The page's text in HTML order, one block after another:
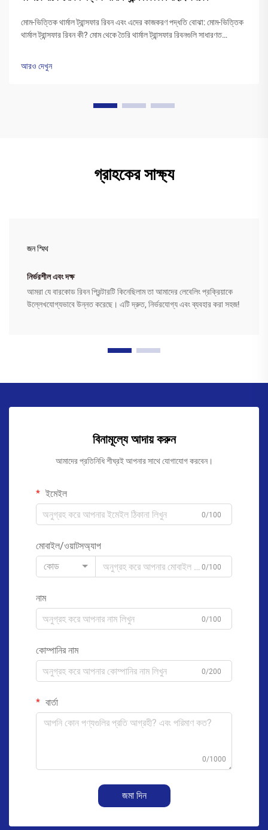
মোম-ভিত্তিক থার্মাল ট্রান্সফার রিবন এবং এদের কাজকরণ পদ্ধতি বোঝা: মোম-ভিত্তিক
থার্মাল ট্রান্সফার রিবন কী? মোম থেকে তৈরি থার্মাল ট্রান্সফার রিবনগুলি সাধারণত
আরও দেখুন
গ্রাহকের সাক্ষ্য
জন স্মিথ
নির্ভরশীল এবং দক্ষ
আমরা যে বারকোড রিবন প্রিন্টারটি কিনেছিলাম তা আমাদের লেবেলিং প্রক্রিয়াকে
উল্লেখযোগ্যভাবে উন্নত করেছে। এটি দ্রুত, নির্ভরযোগ্য এবং ব্যবহার করা সহজ!
বিনামূল্যে আদায় করুন
আমাদের প্রতিনিধি শীঘ্রই আপনার সাথে যোগাযোগ করবেন।
ইমেইল
0/100
মোবাইল/ওয়াটসঅ্যাপ
কোড
0/100
নাম
0/100
কোম্পানির নাম
0/200
বার্তা
0/1000
জমা দিন